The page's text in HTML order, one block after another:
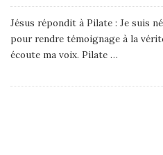
Jésus répondit à Pilate : Je suis
pour rendre témoignage à la
écoute ma voix. Pilate …